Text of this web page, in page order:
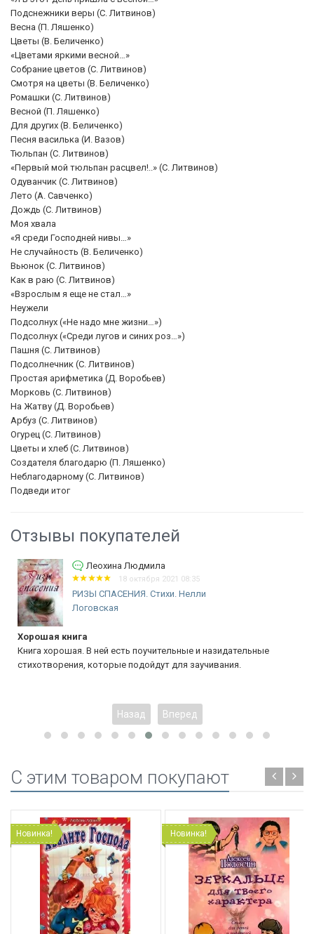
Подснежники веры (С. Литвинов)
Весна (П. Ляшенко)
Цветы (В. Беличенко)
«Цветами яркими весной…»
Собрание цветов (С. Литвинов)
Смотря на цветы (В. Беличенко)
Ромашки (С. Литвинов)
Весной (П. Ляшенко)
Для других (В. Беличенко)
Песня василька (И. Вазов)
Тюльпан (С. Литвинов)
«Первый мой тюльпан расцвел!..» (С. Литвинов)
Одуванчик (С. Литвинов)
Лето (А. Савченко)
Дождь (С. Литвинов)
Моя хвала
«Я среди Господней нивы…»
Не случайность (В. Беличенко)
Вьюнок (С. Литвинов)
Как в раю (С. Литвинов)
«Взрослым я еще не стал…»
Неужели
Подсолнух («Не надо мне жизни…»)
Подсолнух («Среди лугов и синих роз…»)
Пашня (С. Литвинов)
Подсолнечник (С. Литвинов)
Простая арифметика (Д. Воробьев)
Морковь (С. Литвинов)
На Жатву (Д. Воробьев)
Арбуз (С. Литвинов)
Огурец (С. Литвинов)
Цветы и хлеб (С. Литвинов)
Создателя благодарю (П. Ляшенко)
Неблагодарному (С. Литвинов)
Подведи итог
Отзывы покупателей
Леохина Людмила
18 октября 2021 08:35
РИЗЫ СПАСЕНИЯ. Стихи. Нелли
Логовская
Хорошая книга
Книга хорошая. В ней есть поучительные и назидательные
стихотворения, которые подойдут для заучивания.
Назад Вперед
C этим товаром покупают
Новинка! Новинка!